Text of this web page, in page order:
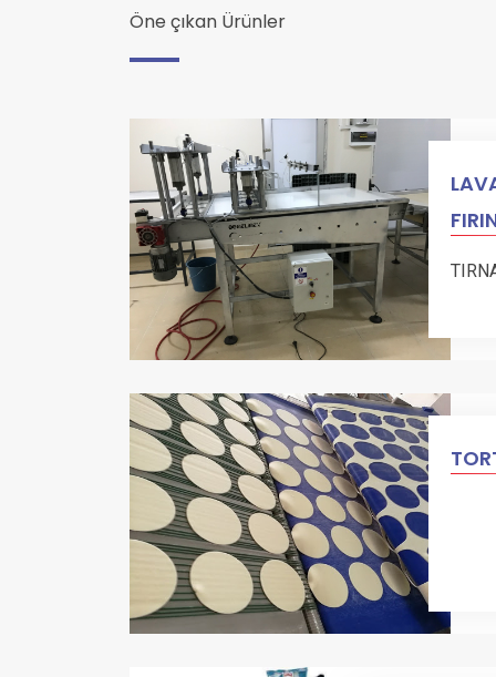
Öne çıkan Ürünler